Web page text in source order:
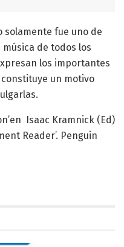
solamente fue uno de
de todos los
los importantes
un motivo
Isaac Kramnick (Ed)
Reader’. Penguin